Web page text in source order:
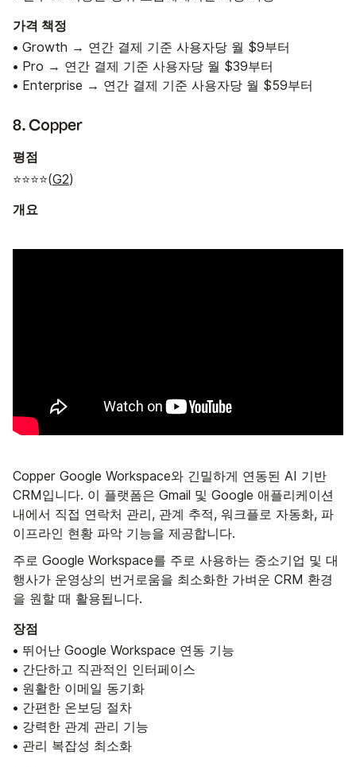
가격 책정
• Growth → 연간 결제 기준 사용자당 월 $9부터
• Pro → 연간 결제 기준 사용자당 월 $39부터
• Enterprise → 연간 결제 기준 사용자당 월 $59부터
8. Copper
평점
⭐⭐⭐⭐(G2)
개요
Copper Google Workspace와 긴밀하게 연동된 AI 기반
CRM입니다. 이 플랫폼은 Gmail 및 Google 애플리케이션
내에서 직접 연락처 관리, 관계 추적, 워크플로 자동화, 파
이프라인 현황 파악 기능을 제공합니다.
주로 Google Workspace를 주로 사용하는 중소기업 및 대
행사가 운영상의 번거로움을 최소화한 가벼운 CRM 환경
을 원할 때 활용됩니다.
장점
• 뛰어난 Google Workspace 연동 기능
• 간단하고 직관적인 인터페이스
• 원활한 이메일 동기화
• 간편한 온보딩 절차
• 강력한 관계 관리 기능
• 관리 복잡성 최소화